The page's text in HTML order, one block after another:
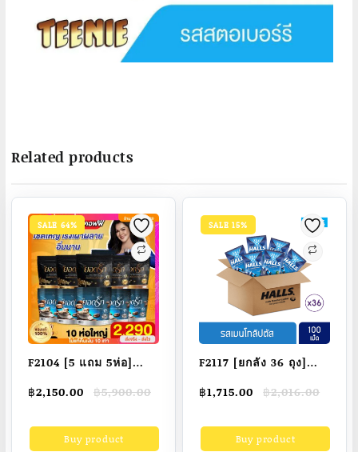
Related products
SALE 64%
F2104 [5 แถม 5ห่อ]
โรงงาน} 2สูตร 2รส
คละได้ลงไว กาแฟยอด
รัก กาแฟดำใหม่มาแรง
฿5,900.00
Original
was:
฿5,900.00.
฿2,150.00
Current
is:
฿2,150.00.Buy product
SALE 15%
F2117 [ยกลัง 36 ถุง]
Lyptus ฮอลล์ ลูกอม
เมนโทลิบตัส แบบถุง
100 เม็ด (280 กรัม)
฿2,016.00
Original
was:
฿2,016.00.
฿1,715.00
Current
is:
฿1,715.00.Buy product